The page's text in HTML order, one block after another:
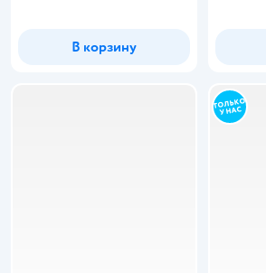
В корзину